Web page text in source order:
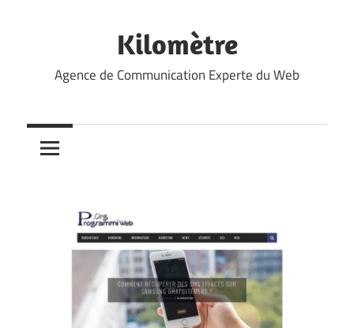
Kilomètre
Agence de Communication Experte du Web